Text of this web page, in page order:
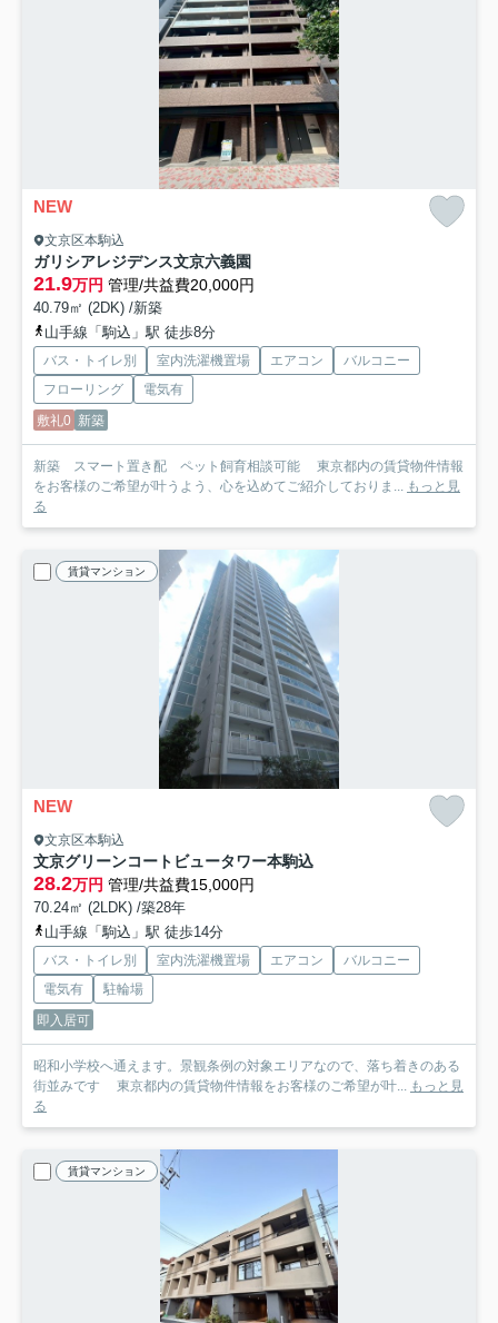
NEW
文京区本駒込
ガリシアレジデンス文京六義園
21.9万円 管理/共益費20,000円
40.79㎡ (2DK) /新築
山手線「駒込」駅 徒歩8分
バス・トイレ別 室内洗濯機置場 エアコン
バルコニー
フローリング
電気有
敷礼0 新築
新築 スマート置き配 ペット飼育相談可能 東京都内の賃貸物件情報
をお客様のご希望が叶うよう、心を込めてご紹介しておりま...
もっと見
る
賃貸マンション
NEW
文京区本駒込
文京グリーンコートビュータワー本駒込
28.2万円 管理/共益費15,000円
70.24㎡ (2LDK) /築28年
山手線「駒込」駅 徒歩14分
バス・トイレ別 室内洗濯機置場 エアコン
バルコニー
電気有
駐輪場
即入居可
昭和小学校へ通えます。景観条例の対象エリアなので、落ち着きのある
街並みです 東京都内の賃貸物件情報をお客様のご希望が叶...
もっと見
る
賃貸マンション